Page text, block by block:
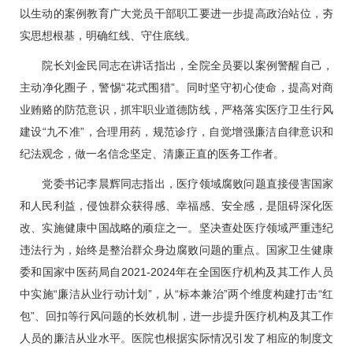
以生动的案例教育广大党员干部职工要进一步提高政治站位，夯
实思想根基，明确红线、守住底线。
院长刘金民同志在讲话指出，全院全员要以案例警醒自己，
主动净化圈子，警惕“花式围猎”。同时坚守初心使命，提高对商
业贿赂的防范意识，抓牢职业道德防线，严格落实医疗卫生行风
建设“九不准”，合理用药，规范诊疗，自觉增强廉洁自律意识和
纪法观念，做一名信念坚定、清廉正直的医务工作者。
党委书记李晨辉同志指出，医疗领域腐败问题直接侵害国家
和人民利益，侵蚀群众获得感、幸福感、安全感，是阻碍深化医
改、实施健康中国战略的顽症之一。坚决查处医疗领域严重违纪
违法行为，始终是整治群众身边腐败问题的重点。国家卫生健康
委和国家中医药局自2021-2024年在全国医疗机构及其工作人员
中实施“廉洁从业行动计划”，从“标本兼治”两个维度构建打击“红
包”、回扣等行风问题的长效机制，进一步提升医疗机构及其工作
人员的廉洁从业水平。医院也根据实际情况引发了相应的制度文